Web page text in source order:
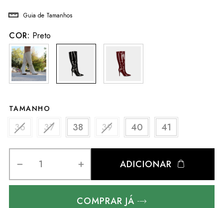
Guia de Tamanhos
COR: Preto
TAMANHO
36 37 38 39 40 41
ADICIONAR
COMPRAR JÁ